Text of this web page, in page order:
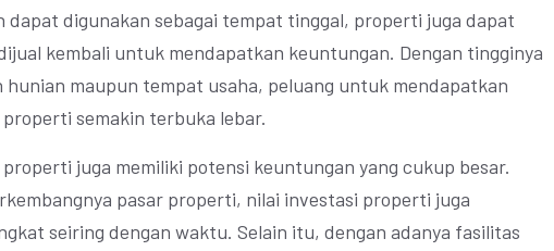
dapat digunakan sebagai tempat tinggal, properti juga dapat
kembali untuk mendapatkan keuntungan. Dengan tingginya
hunian maupun tempat usaha, peluang untuk mendapatkan
semakin terbuka lebar.
juga memiliki potensi keuntungan yang cukup besar.
pasar properti, nilai investasi properti juga
seiring dengan waktu. Selain itu, dengan adanya fasilitas